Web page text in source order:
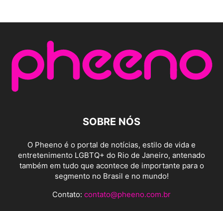
SOBRE NÓS
O Pheeno é o portal de notícias, estilo de vida e
entretenimento LGBTQ+ do Rio de Janeiro, antenado
também em tudo que acontece de importante para o
segmento no Brasil e no mundo!
Contato: contato@pheeno.com.br